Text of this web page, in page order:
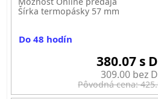
Šírka termopásky 57 mm
Do 48 hodín
380.07 s
309.00 bez
Pôvodná cena: